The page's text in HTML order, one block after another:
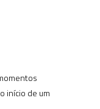
início de um